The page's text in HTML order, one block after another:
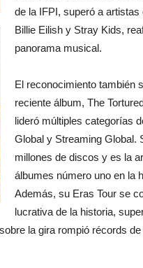
de la IFPI, superó a
Billie Eilish y Stray Kids,
panorama musical.
El reconocimiento también
reciente álbum, The
lideró múltiples categorías
Global y Streaming Global.
millones de discos y es la
álbumes número uno en la
Además, su Eras Tour se
lucrativa de la historia,
la gira rompió récords